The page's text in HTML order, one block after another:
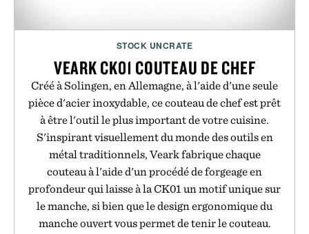
STOCK UNCRATE
VEARK CK01 COUTEAU DE CHEF
Créé à Solingen, en Allemagne, à l'aide d'une seule
pièce d'acier inoxydable, ce couteau de chef est prêt
à être l'outil le plus important de votre cuisine.
S'inspirant visuellement du monde des outils en
métal traditionnels, Veark fabrique chaque
couteau à l'aide d'un procédé de forgeage en
profondeur qui laisse à la CK01 un motif unique sur
le manche, si bien que le design ergonomique du
manche ouvert vous permet de tenir le couteau.